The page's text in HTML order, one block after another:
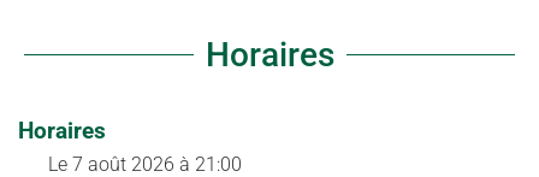
Horaires
Horaires
Le 7 août 2026 à 21:00